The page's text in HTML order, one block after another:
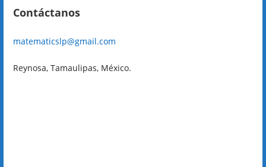
Contáctanos
matematicslp@gmail.com
Reynosa, Tamaulipas, México.